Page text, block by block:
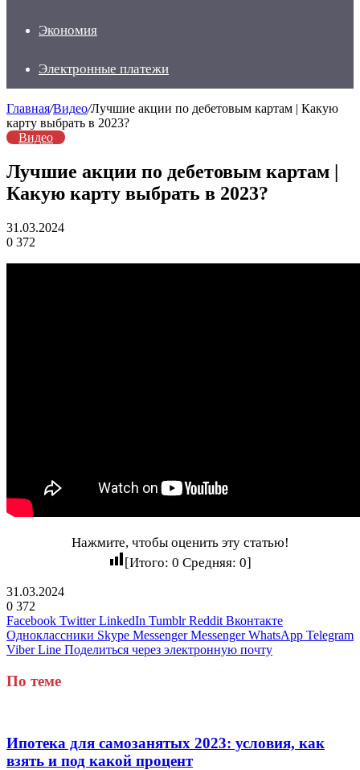
Экономия
Электронные платежи
Главная/Видео/Лучшие акции по дебетовым картам | Какую
карту выбрать в 2023?
Видео
Лучшие акции по дебетовым картам |
Какую карту выбрать в 2023?
31.03.2024
0 372
Нажмите, чтобы оценить эту статью!
[Итого: 0 Средняя: 0]
31.03.2024
0 372
Facebook Twitter LinkedIn Tumblr Reddit Вконтакте
Одноклассники Skype Messenger Messenger WhatsApp Telegram
Viber Line Поделиться через электронную почту
По теме
Ипотека для самозанятых 2023: условия, как
взять и под какой процент